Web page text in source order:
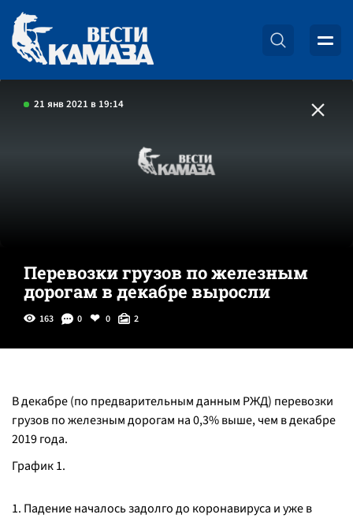
21 янв 2021 в 19:14
Перевозки грузов по железным
дорогам в декабре выросли
163 0 0 2
В декабре (по предварительным данным РЖД) перевозки
грузов по железным дорогам на 0,3% выше, чем в декабре
2019 года.
График 1.
1. Падение началось задолго до коронавируса и уже в